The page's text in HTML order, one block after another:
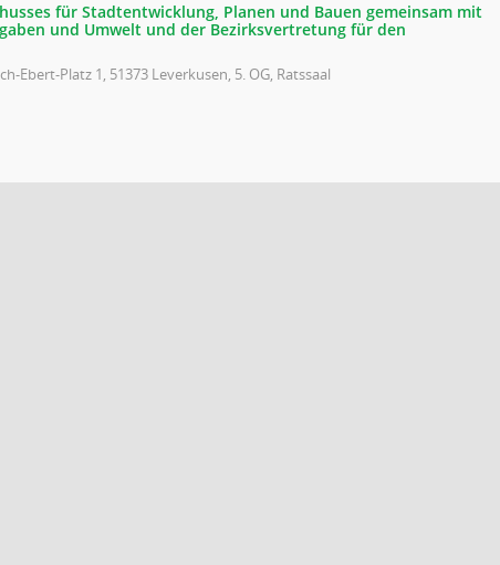
für Stadtentwicklung, Planen und Bauen gemeinsam mit
und Umwelt und der Bezirksvertretung für den
Ebert-Platz 1, 51373 Leverkusen, 5. OG, Ratssaal